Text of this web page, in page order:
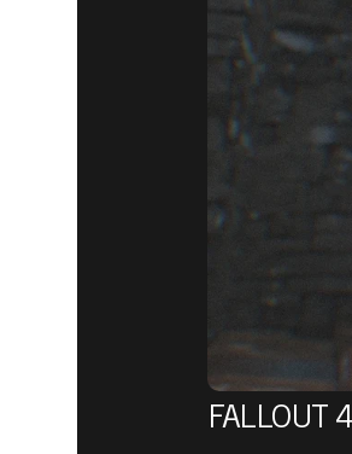
FALLOUT 4